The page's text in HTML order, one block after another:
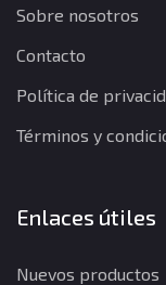
Sobre nosotros
Contacto
Política de
Términos y
Enlaces útiles
Nuevos productos